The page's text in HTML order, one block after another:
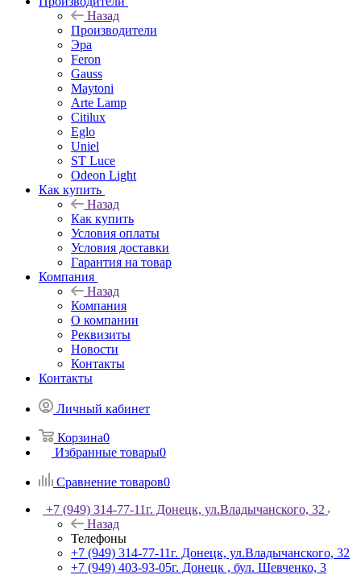
Назад
Производители
Эра
Feron
Gauss
Maytoni
Arte Lamp
Citilux
Eglo
Uniel
ST Luce
Odeon Light
Как купить
Назад
Как купить
Условия оплаты
Условия доставки
Гарантия на товар
Компания
Назад
Компания
О компании
Реквизиты
Новости
Контакты
Контакты
Личный кабинет
Корзина0
Избранные товары0
Сравнение товаров0
+7 (949) 314-77-11г. Донецк, ул.Владычанского, 32
Назад
Телефоны
+7 (949) 314-77-11г. Донецк, ул.Владычанского, 32
+7 (949) 403-93-05г. Донецк , бул. Шевченко, 3